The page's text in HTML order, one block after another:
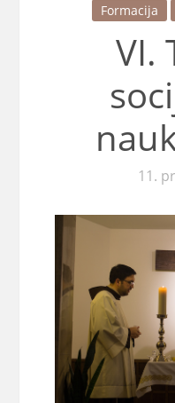
Formacija
VI.
11.